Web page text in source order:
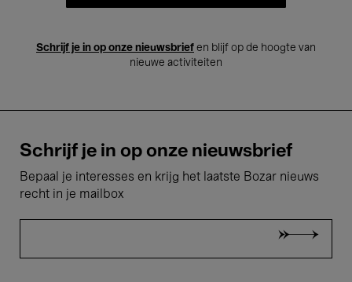
Schrijf je in op onze nieuwsbrief en blijf op de hoogte van
nieuwe activiteiten
Schrijf je in op onze nieuwsbrief
Bepaal je interesses en krijg het laatste Bozar nieuws
recht in je mailbox